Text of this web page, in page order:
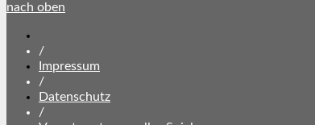
nach oben
abonnieren
/
Impressum
/
Datenschutz
/